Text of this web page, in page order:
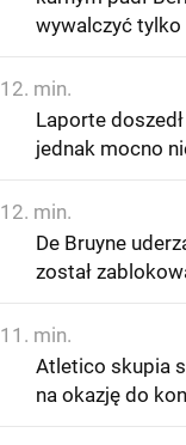
wywalczyć tylko
12. min.
Laporte
jednak mocno
12. min.
De Bruyne
został
11. min.
Atletico skupia
na okazję do